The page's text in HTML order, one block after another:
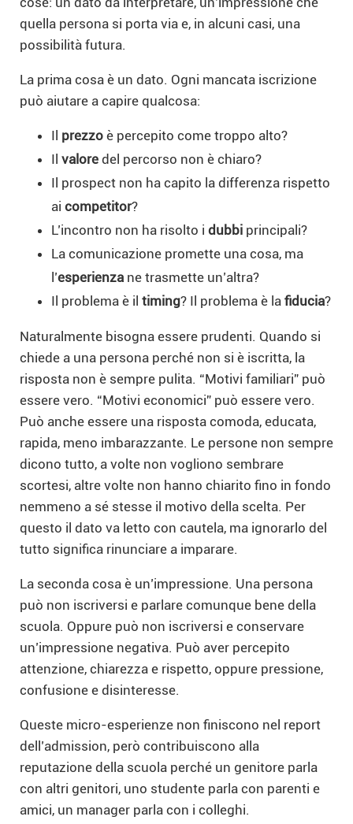
quella persona si porta via e, in alcuni casi, una
possibilità futura.
La prima cosa è un dato. Ogni mancata iscrizione
può aiutare a capire qualcosa:
Il prezzo è percepito come troppo alto?
Il valore del percorso non è chiaro?
Il prospect non ha capito la differenza rispetto
ai competitor?
L’incontro non ha risolto i dubbi principali?
La comunicazione promette una cosa, ma
l’esperienza ne trasmette un’altra?
Il problema è il timing? Il problema è la fiducia?
Naturalmente bisogna essere prudenti. Quando si
chiede a una persona perché non si è iscritta, la
risposta non è sempre pulita. “Motivi familiari” può
essere vero. “Motivi economici” può essere vero.
Può anche essere una risposta comoda, educata,
rapida, meno imbarazzante. Le persone non sempre
dicono tutto, a volte non vogliono sembrare
scortesi, altre volte non hanno chiarito fino in fondo
nemmeno a sé stesse il motivo della scelta. Per
questo il dato va letto con cautela, ma ignorarlo del
tutto significa rinunciare a imparare.
La seconda cosa è un’impressione. Una persona
può non iscriversi e parlare comunque bene della
scuola. Oppure può non iscriversi e conservare
un’impressione negativa. Può aver percepito
attenzione, chiarezza e rispetto, oppure pressione,
confusione e disinteresse.
Queste micro-esperienze non finiscono nel report
dell’admission, però contribuiscono alla
reputazione della scuola perché un genitore parla
con altri genitori, uno studente parla con parenti e
amici, un manager parla con i colleghi.